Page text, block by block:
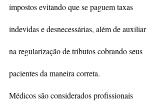
impostos evitando que se paguem taxas
indevidas e desnecessárias, além de auxiliar
na regularização de tributos cobrando seus
pacientes da maneira correta.
Médicos são considerados profissionais